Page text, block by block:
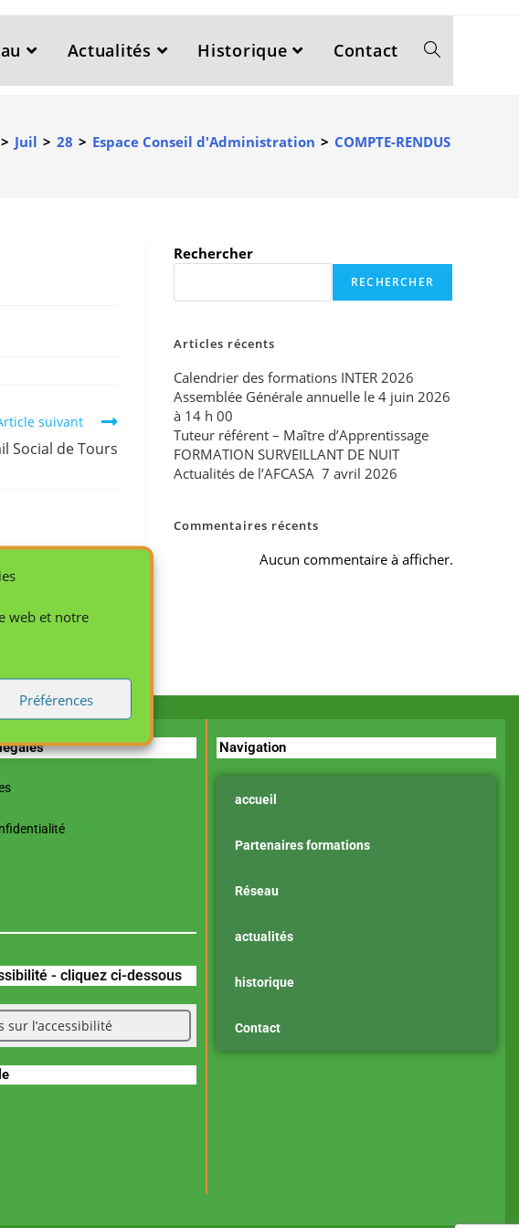
web et notre
Préférences
Actualités Historique Contact
> Juil > 28 > Espace Conseil d'Administration > COMPTE-RENDUS DES
suivant
Social de Tours
Rechercher
RECHERCHER
Articles récents
Calendrier des formations INTER 2026
Assemblée Générale annuelle le 4 juin 2026
à 14 h 00
Tuteur référent – Maître d’Apprentissage
FORMATION SURVEILLANT DE NUIT
Actualités de l’AFCASA 7 avril 2026
Commentaires récents
Aucun commentaire à afficher.
- cliquez ci-dessous
sur l’accessibilité
Navigation
accueil
Partenaires formations
Réseau
actualités
historique
Contact